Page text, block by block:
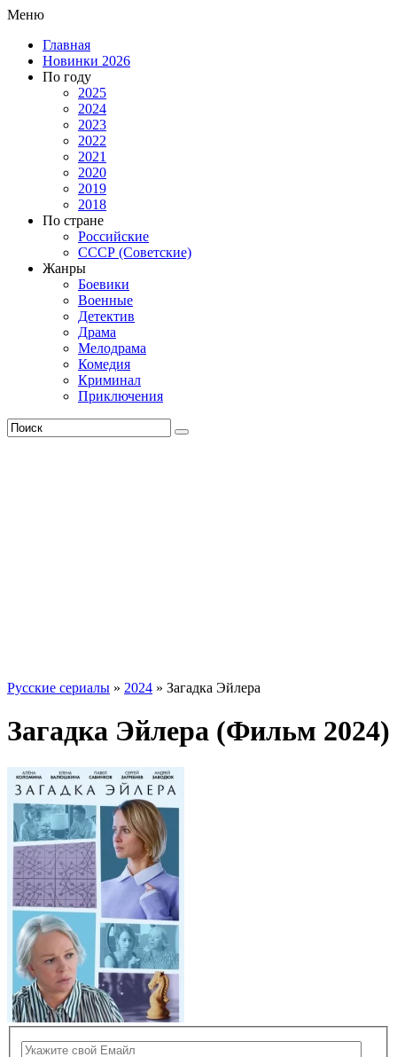
Меню
Главная
Новинки 2026
По году
2025
2024
2023
2022
2021
2020
2019
2018
По стране
Российские
СССР (Советские)
Жанры
Боевики
Военные
Детектив
Драма
Мелодрама
Комедия
Криминал
Приключения
Русские сериалы » 2024 » Загадка Эйлера
Загадка Эйлера (Фильм 2024)